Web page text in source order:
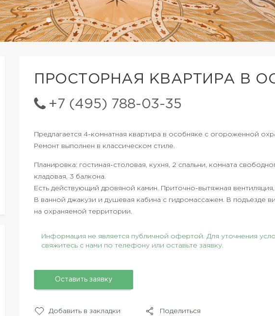
ПРОСТОРНАЯ КВАРТИРА В
+7 (495) 788-03-35
Предлагается 4-комнатная квартира в особняке с огороженной
Ремонт выполнен в классическом стиле.
Планировка: гостиная-столовая, кухня, 2 спальни, комната
кладовая, 3 балкона.
Есть действующий дровяной камин. Приточно-вытяжная
В ванной джакузи и душевая кабина с гидромассажем. В подъезде
на охраняемой территории.
Информация не является публичной офертой. Для уточнения
свяжитесь с нами по телефону или оставьте заявку.
Оставить заявку
Добавить в закладки Поделиться